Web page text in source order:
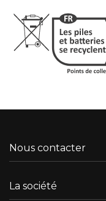
Nous contacter
La société